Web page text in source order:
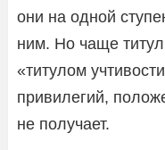
они на одной
ним. Но чаще
«титулом
привилегий,
не получает.